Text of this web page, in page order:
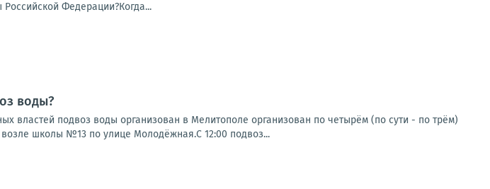
Федерации?Когда...
воды?
властей подвоз воды организован в Мелитополе организован по четырём (по сути - по трём)
школы №13 по улице Молодёжная.С 12:00 подвоз...